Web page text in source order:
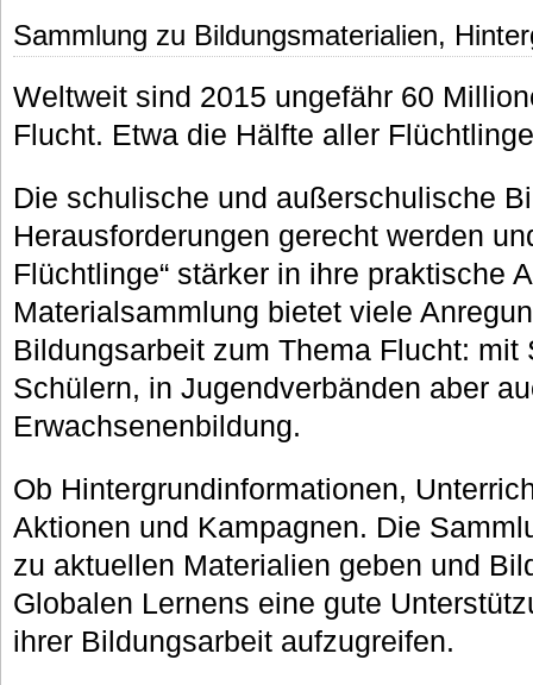
Sammlung zu Bildungsmaterialien,
Weltweit sind 2015 ungefähr 60
Flucht. Etwa die Hälfte aller
Die schulische und außerschulische
Herausforderungen gerecht werden
Flüchtlinge“ stärker in ihre praktische
Materialsammlung bietet viele
Bildungsarbeit zum Thema Flucht: mit
Schülern, in Jugendverbänden aber
Erwachsenenbildung.
Ob Hintergrundinformationen,
Aktionen und Kampagnen. Die
zu aktuellen Materialien geben und
Globalen Lernens eine gute
ihrer Bildungsarbeit aufzugreifen.